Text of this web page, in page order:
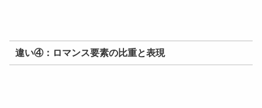
違い④：ロマンス要素の比重と表現